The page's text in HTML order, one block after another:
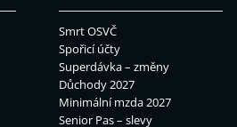
Smrt OSVČ
Spořicí účty
Superdávka – změny
Důchody 2027
Minimální mzda 2027
Senior Pas – slevy